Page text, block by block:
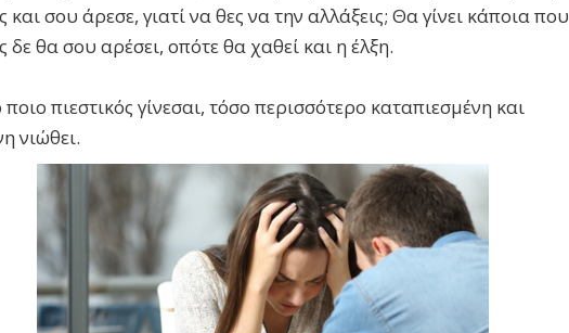
και σου άρεσε, γιατί να θες να την αλλάξεις; Θα γίνει κάποια που
δε θα σου αρέσει, οπότε θα χαθεί και η έλξη.
πιεστικός γίνεσαι, τόσο περισσότερο καταπιεσμένη και
νιώθει.